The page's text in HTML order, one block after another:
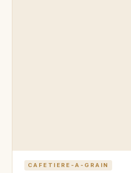
CAFETIERE-A-GRAIN